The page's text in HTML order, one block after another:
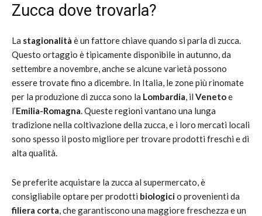
Zucca dove trovarla?
La stagionalità è un fattore chiave quando si parla di zucca.
Questo ortaggio è tipicamente disponibile in autunno, da
settembre a novembre, anche se alcune varietà possono
essere trovate fino a dicembre. In Italia, le zone più rinomate
per la produzione di zucca sono la Lombardia, il Venetoe
l’Emilia-Romagna. Queste regioni vantano una lunga
tradizione nella coltivazione della zucca, e i loro mercati locali
sono spesso il posto migliore per trovare prodotti freschi e di
alta qualità.
Se preferite acquistare la zucca al supermercato, è
consigliabile optare per prodotti biologicio provenienti da
filiera corta, che garantiscono una maggiore freschezza e un